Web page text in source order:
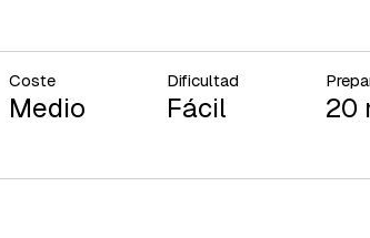
Coste
Medio
Dificultad
Fácil 20